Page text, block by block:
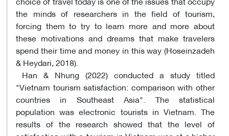
the minds of researchers in the field of tourism,
forcing them to try to learn more and more about
these motivations and dreams that make travelers
spend their time and money in this way (Hoseinzadeh
& Heydari, 2018).
Han & Nhung (2022) conducted a study titled
"Vietnam tourism satisfaction: comparison with other
countries in Southeast Asia". The statistical
population was electronic tourists in Vietnam. The
results of the research showed that the level of